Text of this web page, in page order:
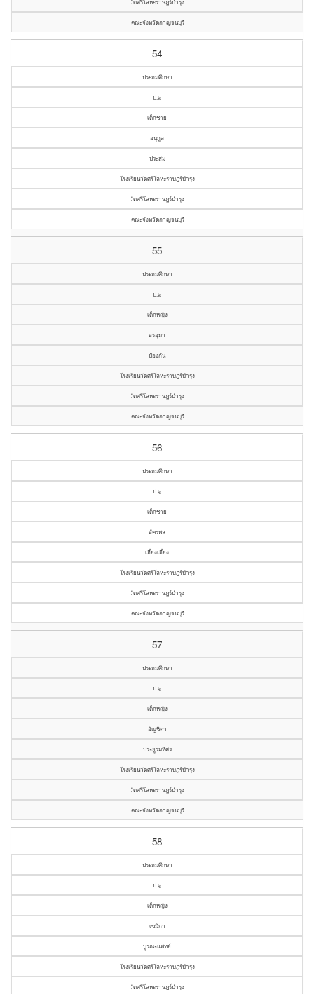
วัดศรีโลหะราษฎร์บำรุง
คณะจังหวัดกาญจนบุรี
54
ประถมศึกษา
ป.๖
เด็กชาย
อนุกูล
ประสม
โรงเรียนวัดศรีโลหะราษฎร์บำรุง
วัดศรีโลหะราษฎร์บำรุง
คณะจังหวัดกาญจนบุรี
55
ประถมศึกษา
ป.๖
เด็กหญิง
อรอุมา
ป้องกัน
โรงเรียนวัดศรีโลหะราษฎร์บำรุง
วัดศรีโลหะราษฎร์บำรุง
คณะจังหวัดกาญจนบุรี
56
ประถมศึกษา
ป.๖
เด็กชาย
อัครพล
เฮี้ยงเอี้ยง
โรงเรียนวัดศรีโลหะราษฎร์บำรุง
วัดศรีโลหะราษฎร์บำรุง
คณะจังหวัดกาญจนบุรี
57
ประถมศึกษา
ป.๖
เด็กหญิง
อัญชิตา
ประยูรมหิศร
โรงเรียนวัดศรีโลหะราษฎร์บำรุง
วัดศรีโลหะราษฎร์บำรุง
คณะจังหวัดกาญจนบุรี
58
ประถมศึกษา
ป.๖
เด็กหญิง
เขมิกา
บูรณะแพทย์
โรงเรียนวัดศรีโลหะราษฎร์บำรุง
วัดศรีโลหะราษฎร์บำรุง